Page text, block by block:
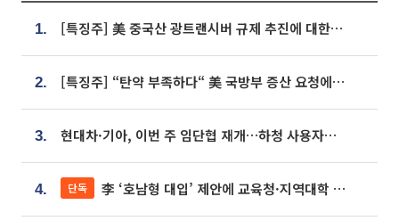
1. [특징주] 美 중국산 광트랜시버 규제 추진에 대한광통신 등 광통신株 강세
2. [특징주] “탄약 부족하다“ 美 국방부 증산 요청에⋯국내 방산주 급등세
3. 현대차·기아, 이번 주 임단협 재개…하청 사용자성 재심도 ‘변수’
4. 단독 李 ‘호남형 대입’ 제안에 교육청·지역대학 서·논술형 입시 연계 '착수'